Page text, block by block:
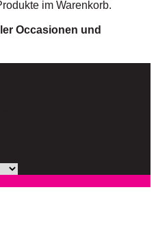
im Warenkorb.
Occasionen und